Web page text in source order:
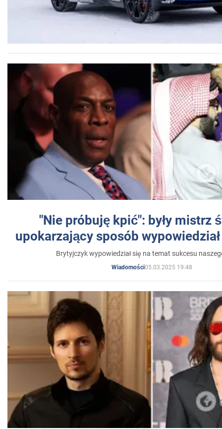
"Nie próbuję kpić": były mistrz
upokarzający sposób
Brytyjczyk wypowiedział się na temat sukcesu
Wiadomości05.03.2025 19:48